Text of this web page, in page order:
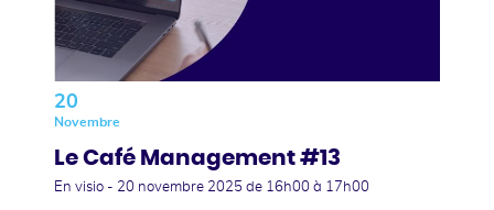
20
Novembre
Le Café Management #13
En visio - 20 novembre 2025 de 16h00 à 17h00